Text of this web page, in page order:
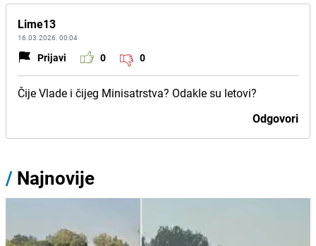
Lime13
16.03.2026. 00:04
Prijavi 0 0
Čije Vlade i čijeg Minisatrstva? Odakle su letovi?
Odgovori
/ Najnovije